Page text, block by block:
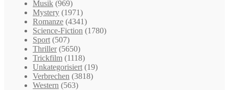
Musik (969)
Mystery (1971)
Romanze (4341)
Science-Fiction (1780)
Sport (507)
Thriller (5650)
Trickfilm (1118)
Unkategorisiert (19)
Verbrechen (3818)
Western (563)